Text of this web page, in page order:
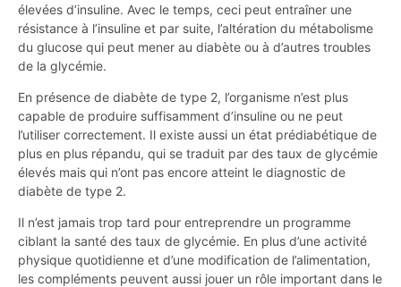
élevées d’insuline. Avec le temps, ceci peut entraîner une
résistance à l’insuline et par suite, l’altération du métabolisme
du glucose qui peut mener au diabète ou à d’autres troubles
de la glycémie.
En présence de diabète de type 2, l’organisme n’est plus
capable de produire suffisamment d’insuline ou ne peut
l’utiliser correctement. Il existe aussi un état prédiabétique de
plus en plus répandu, qui se traduit par des taux de glycémie
élevés mais qui n’ont pas encore atteint le diagnostic de
diabète de type 2.
Il n’est jamais trop tard pour entreprendre un programme
ciblant la santé des taux de glycémie. En plus d’une activité
physique quotidienne et d’une modification de l’alimentation,
les compléments peuvent aussi jouer un rôle important dans le